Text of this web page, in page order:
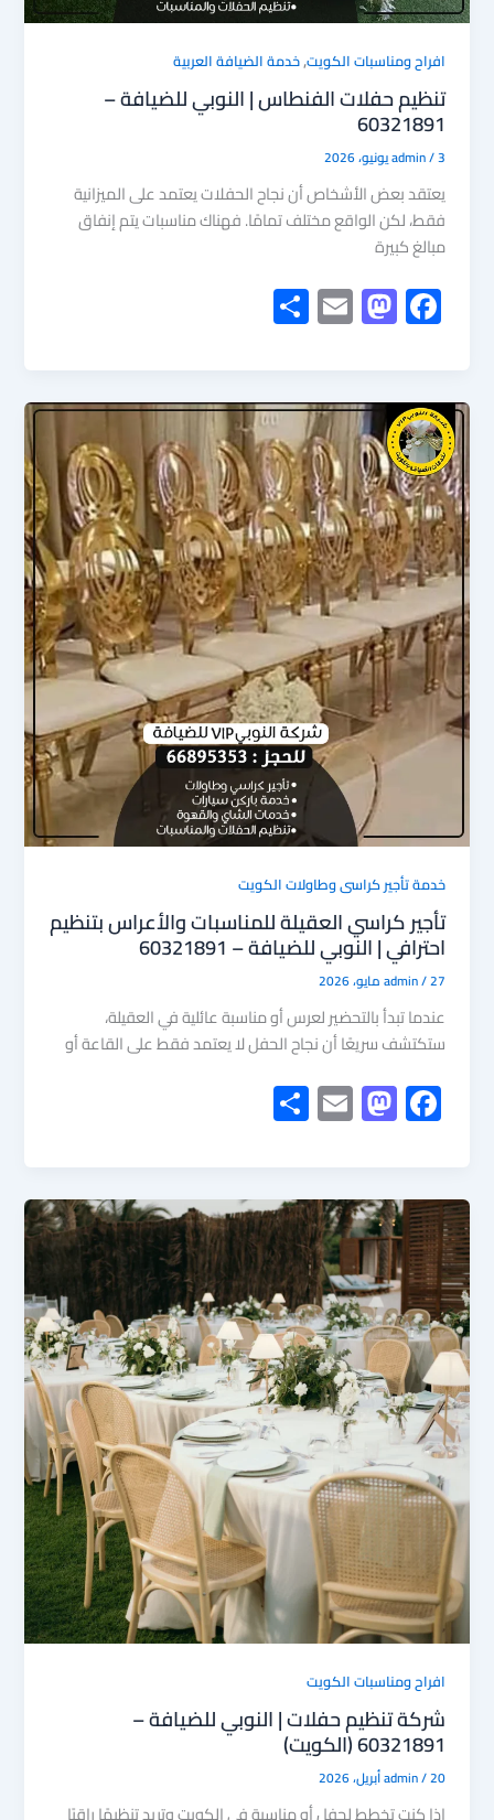
افراح ومناسبات الكويت,خدمة الضيافة العربية
تنظيم حفلات الفنطاس | النوبي للضيافة –
60321891
admin/3 يونيو، 2026
يعتقد بعض الأشخاص أن نجاح الحفلات يعتمد على الميزانية
فقط، لكن الواقع مختلف تمامًا. فهناك مناسبات يتم إنفاق
مبالغ كبيرة
F
ac
b
o
ok
M
as
d
o
n
E
m
e
خدمة تأجير كراسى وطاولات الكويت
تأجير كراسي العقيلة للمناسبات والأعراس بتنظيم
احترافي | النوبي للضيافة – 60321891
admin/27 مايو، 2026
عندما تبدأ بالتحضير لعرس أو مناسبة عائلية في العقيلة،
ستكتشف سريعًا أن نجاح الحفل لا يعتمد فقط على القاعة أو
F
ac
b
o
ok
M
as
d
o
n
E
m
e
افراح ومناسبات الكويت
شركة تنظيم حفلات | النوبي للضيافة –
60321891 (الكويت)
admin/20 أبريل، 2026